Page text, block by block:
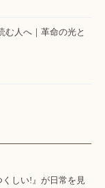
む人へ｜革命の光と
しい!』が日常を見